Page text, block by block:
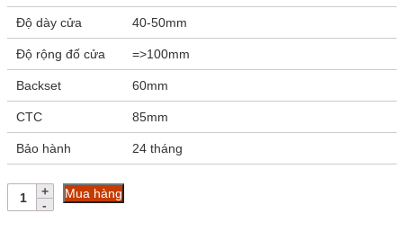
Độ dày cửa 40-50mm
Độ rộng đố cửa =>100mm
Backset 60mm
CTC 85mm
Bảo hành 24 tháng
Khóa
cửa
Mua hàng